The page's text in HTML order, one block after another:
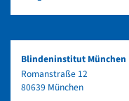
Blindeninstitut München
Romanstraße 12
80639 München